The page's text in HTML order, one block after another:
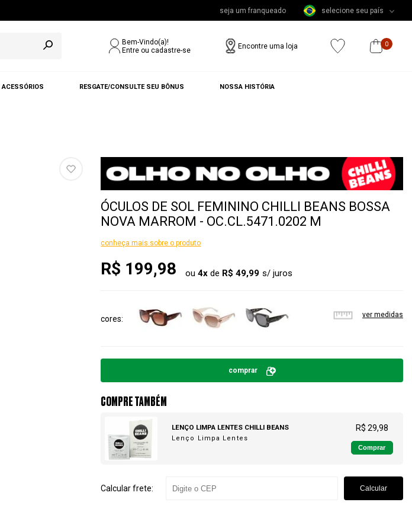
seja um franqueado selecione seu país
Bem-Vindo(a)!
Entre ou cadastre-se
Encontre uma loja 0
ACESSÓRIOS RESGATE/CONSULTE SEU BÔNUS NOSSA HISTÓRIA
ÓCULOS DE SOL FEMININO CHILLI BEANS BOSSA
NOVA MARROM - OC.CL.5471.0202 M
conheça mais sobre o produto
R$ 199,98 ou4x de R$ 49,99
cores ver medidas
comprar
COMPRE TAMBÉM
LENÇO LIMPA LENTES CHILLI BEANS
Lenço Limpa Lentes
R$ 29,98
Comprar
Calcular frete: Calcular